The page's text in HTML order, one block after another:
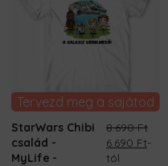
Tervezd meg a sajátod
StarWars Chibi
család -
MyLife
8.690Ft
Original
price
6.690 Ft-
tól